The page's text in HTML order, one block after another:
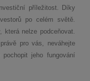
příležitost. Díky
po celém světě.
která nelze podceňovat.
pro vás, neváhejte
jeho fungování